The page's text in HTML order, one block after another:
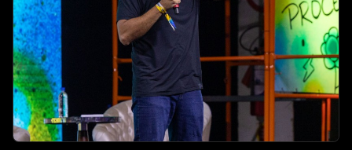
QUERO SER PATROCINADOR